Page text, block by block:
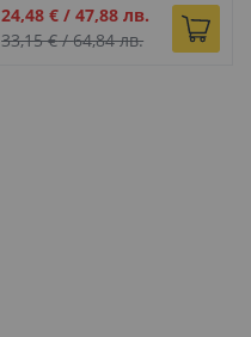
Промо
цена
24,48 € /47,88 лв.
33,15 €/64,84 лв.